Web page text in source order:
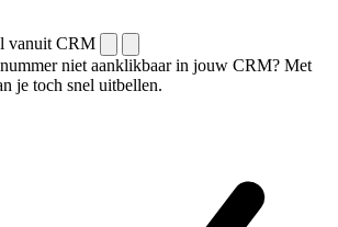
vanuit CRM
niet aanklikbaar in jouw CRM? Met
je toch snel uitbellen.